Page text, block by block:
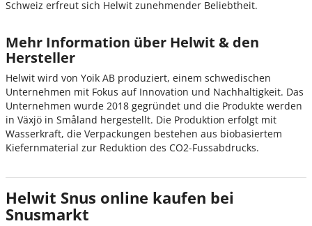
Schweiz erfreut sich Helwit zunehmender Beliebtheit.
Mehr Information über Helwit & den
Hersteller
Helwit wird von Yoik AB produziert, einem schwedischen
Unternehmen mit Fokus auf Innovation und Nachhaltigkeit. Das
Unternehmen wurde 2018 gegründet und die Produkte werden
in Växjö in Småland hergestellt. Die Produktion erfolgt mit
Wasserkraft, die Verpackungen bestehen aus biobasiertem
Kiefernmaterial zur Reduktion des CO2-Fussabdrucks.
Helwit Snus online kaufen bei
Snusmarkt